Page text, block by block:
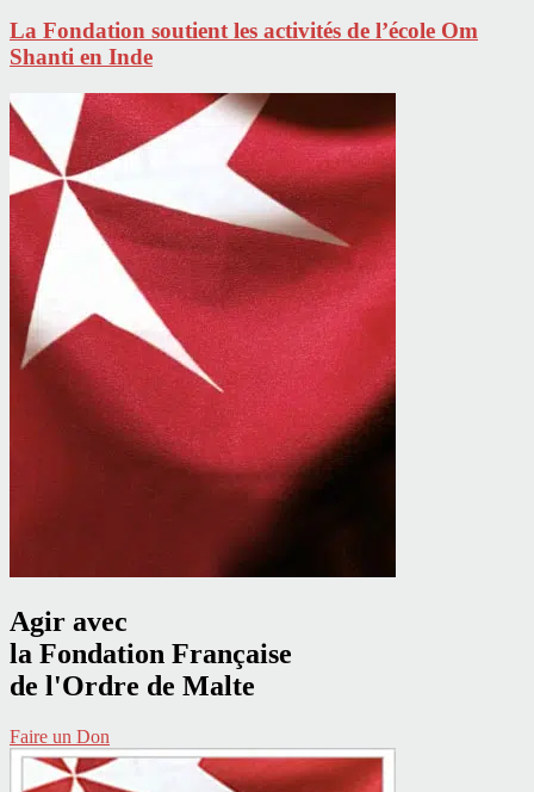
La Fondation soutient les activités de l’école Om
Shanti en Inde
Agir avec
la Fondation Française
de l'Ordre de Malte
Faire un Don